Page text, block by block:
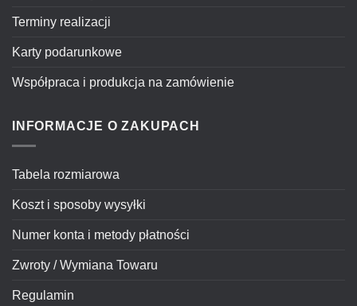
Terminy realizacji
Karty podarunkowe
Współpraca i produkcja na zamówienie
INFORMACJE O ZAKUPACH
Tabela rozmiarowa
Koszt i sposoby wysyłki
Numer konta i metody płatności
Zwroty / Wymiana Towaru
Regulamin